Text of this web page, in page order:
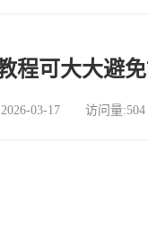
程可大大避
03-17 访问量:504